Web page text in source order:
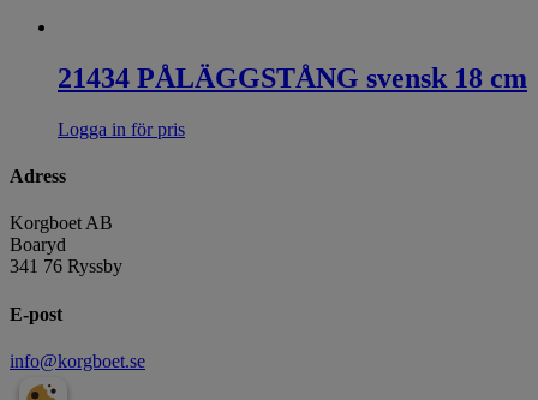
21434 PÅLÄGGSTÅNG svensk 18 cm
Logga in för pris
Adress
Korgboet AB
Boaryd
341 76 Ryssby
E-post
info@korgboet.se